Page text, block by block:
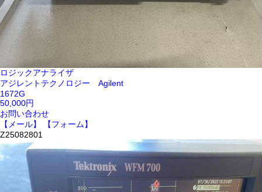
ロジックアナライザ
アジレントテクノロジー Agilent
1672G
50,000円
お問い合わせ
【メール】
【フォーム】
Z25082801